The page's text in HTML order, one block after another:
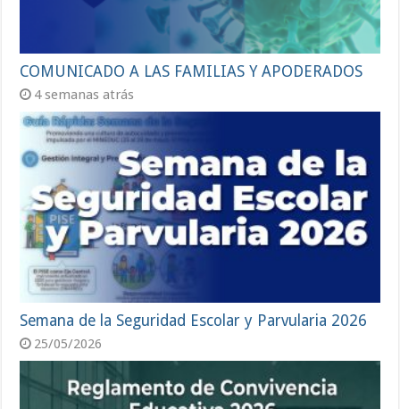
COMUNICADO A LAS FAMILIAS Y APODERADOS
4 semanas atrás
Semana de la Seguridad Escolar y Parvularia 2026
25/05/2026